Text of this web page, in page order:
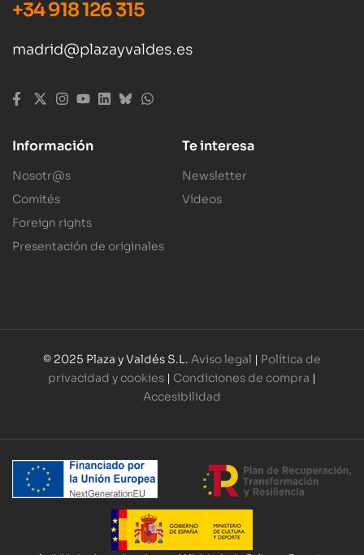
+34 918 126 315
madrid@plazayvaldes.es
Información
Nosotr@s
Comités
Foreign rights
Presentación de originales
Te interesa
Newsletter
Vídeos
© 2025 Plaza y Valdés S.L. Aviso legal | Política de
privacidad y cookies | Condiciones de compra |
Accesibilidad